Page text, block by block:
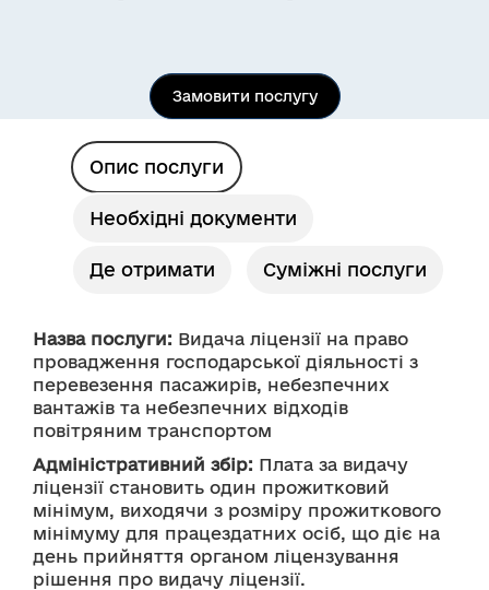
Замовити послугу
Опис послуги
Необхідні документи
Де отримати Суміжні послуги
Назва послуги: Видача ліцензії на право
провадження господарської діяльності з
перевезення пасажирів, небезпечних
вантажів та небезпечних відходів
повітряним транспортом
Адміністративний збір: Плата за видачу
ліцензії становить один прожитковий
мінімум, виходячи з розміру прожиткового
мінімуму для працездатних осіб, що діє на
день прийняття органом ліцензування
рішення про видачу ліцензії.